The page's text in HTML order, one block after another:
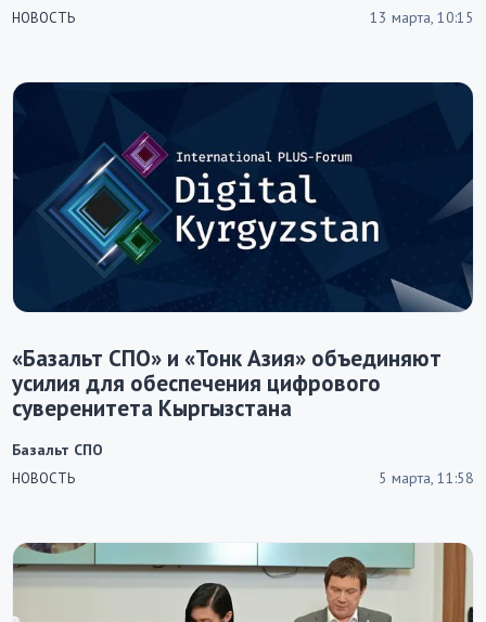
НОВОСТЬ 13 марта, 10:15
«Базальт СПО» и «Тонк Азия» объединяют
усилия для обеспечения цифрового
суверенитета Кыргызстана
НОВОСТЬ 5 марта, 11:58
Базальт СПО